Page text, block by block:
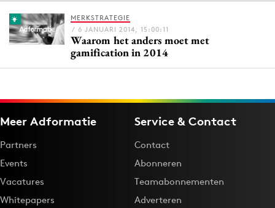
Menu
Adverteren
Events
Opleidingen
Vacatures
Academy
MERKSTRATEGIE
/ 6 JANUARI 2014, 15:00:11
Waarom het anders moet met
gamification in 2014
Meer Adformatie
Partners
Events
Vacatures
Whitepapers
Service & Contact
Contact
Abonneren
Teamabonnementen
Adverteren